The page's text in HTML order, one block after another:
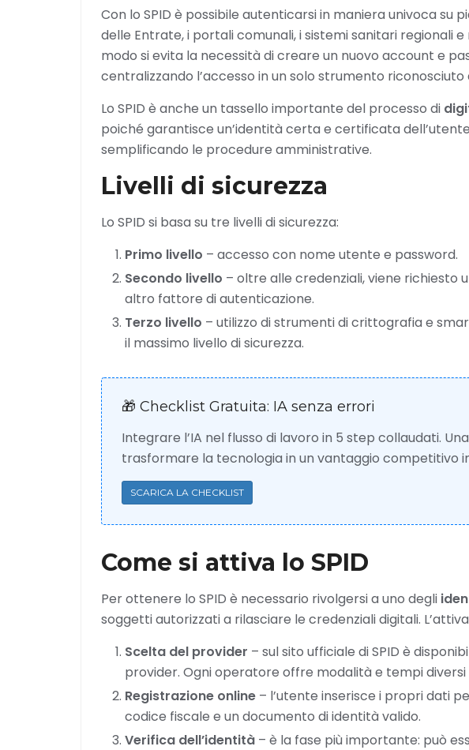
Con lo SPID è possibile autenticarsi in maniera univoca su
delle Entrate, i portali comunali, i sistemi sanitari regionali
modo si evita la necessità di creare un nuovo account e
centralizzando l’accesso in un solo strumento riconosciuto
Lo SPID è anche un tassello importante del processo di
poiché garantisce un’identità certa e certificata
semplificando le procedure amministrative.
Livelli di sicurezza
Lo SPID si basa su tre livelli di sicurezza:
Primo livello – accesso con nome utente e password.
Secondo livello – oltre alle credenziali, viene richiesto
altro fattore di autenticazione.
Terzo livello – utilizzo di strumenti di crittografia e
il massimo livello di sicurezza.
🎁 Checklist Gratuita: IA senza errori
Integrare l’IA nel flusso di lavoro in 5 step collaudati.
trasformare la tecnologia in un vantaggio competitivo
SCARICA LA CHECKLIST
Come si attiva lo SPID
Per ottenere lo SPID è necessario rivolgersi a uno degli
soggetti autorizzati a rilasciare le credenziali digitali.
Scelta del provider – sul sito ufficiale di SPID è
provider. Ogni operatore offre modalità e tempi diversi
Registrazione online – l’utente inserisce i propri dati
codice fiscale e un documento di identità valido.
Verifica dell’identità – è la fase più importante: può